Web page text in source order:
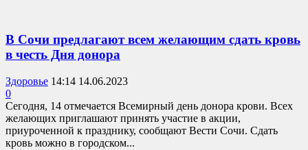
В Сочи предлагают всем желающим сдать кровь
в честь Дня донора
Здоровье 14:14 14.06.2023
0
Сегодня, 14 отмечается Всемирный день донора крови. Всех
желающих приглашают принять участие в акции,
приуроченной к празднику, сообщают Вести Сочи. Сдать
кровь можно в городском...